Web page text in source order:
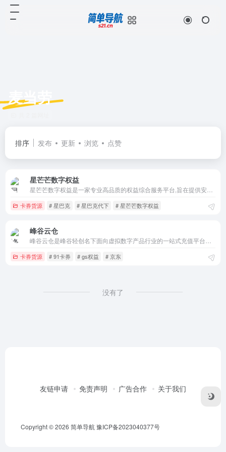
麦当劳
排序 发布 更新 浏览 点赞
星芒芒数字权益
卡券货源 # 星巴克 # 星巴克代下 # 星芒芒数字权益
峰谷云仓
卡券货源 # 91卡券 # gs权益 # 京东
没有了
友链申请 免责声明 广告合作 关于我们
Copyright © 2026 简单导航豫ICP备2023040377号